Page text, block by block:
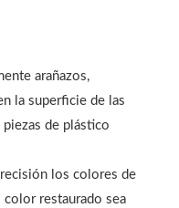
arañazos,
la superficie de las
de plástico
los colores de
color restaurado sea